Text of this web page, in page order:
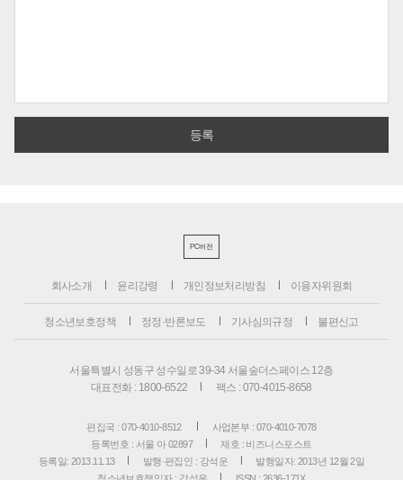
PC버전
회사소개 윤리강령 개인정보처리방침 이용자위원회
청소년보호정책 정정·반론보도 기사심의규정 불편신고
서울특별시 성동구 성수일로 39-34 서울숲더스페이스 12층
대표전화 : 1800-6522
팩스 : 070-4015-8658
편집국 : 070-4010-8512
사업본부 : 070-4010-7078
등록번호 : 서울 아 02897
제호 : 비즈니스포스트
등록일: 2013.11.13
발행·편집인 : 강석운
발행일자: 2013년 12월 2일